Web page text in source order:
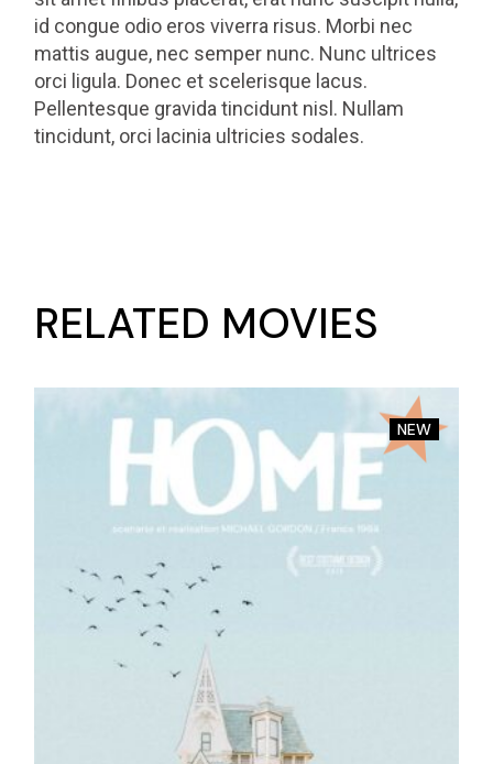
id congue odio eros viverra risus. Morbi nec
mattis augue, nec semper nunc. Nunc ultrices
orci ligula. Donec et scelerisque lacus.
Pellentesque gravida tincidunt nisl. Nullam
tincidunt, orci lacinia ultricies sodales.
RELATED MOVIES
NEW